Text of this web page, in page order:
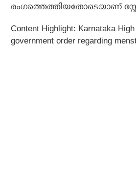
രംഗത്തെത്തിയതോടെയാണ്
Content Highlight: Karnataka
government order regarding